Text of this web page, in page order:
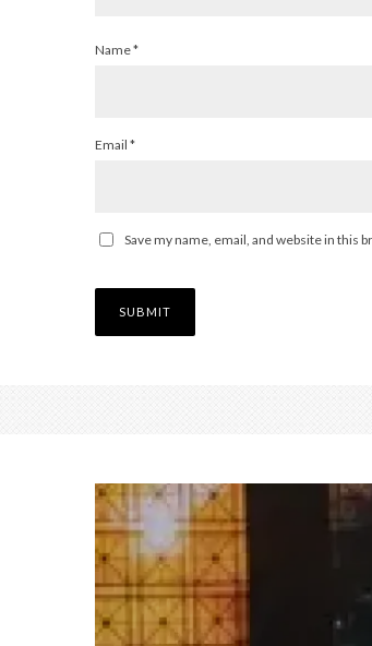
Name*
Email *
Save my name, email, and website in this